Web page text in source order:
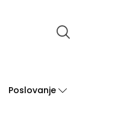
Poslovanje